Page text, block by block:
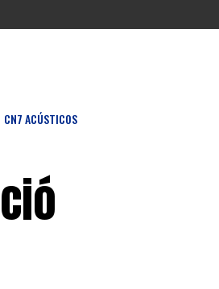
CN7 ACÚSTICOS